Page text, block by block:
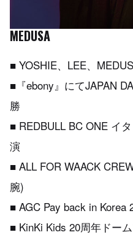
MEDUSA
■ YOSHIE、LEE、
■『ebony』にてJAPAN
勝
■ REDBULL BC ONE イ
演
■ ALL FOR WAACK
腕)
■ AGC Pay back in Korea
■ KinKi Kids 20周年ドー